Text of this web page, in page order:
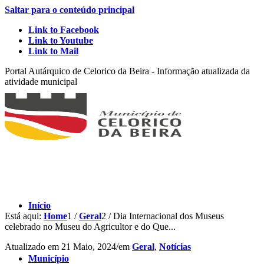
Saltar para o conteúdo principal
Link to Facebook
Link to Youtube
Link to Mail
Portal Autárquico de Celorico da Beira - Informação atualizada da
atividade municipal
Início
Município
Está aqui: Home1 / Geral2 / Dia Internacional dos Museus
celebrado no Museu do Agricultor e do Que...
Atualizado em 21 Maio, 2024/em Geral, Notícias